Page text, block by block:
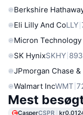
Berkshire
Eli Lilly And CoLLY
Micron Technology
SK HynixSKHY
JPmorgan Chase &
Walmart IncWMT
Mest
CasperCSPR